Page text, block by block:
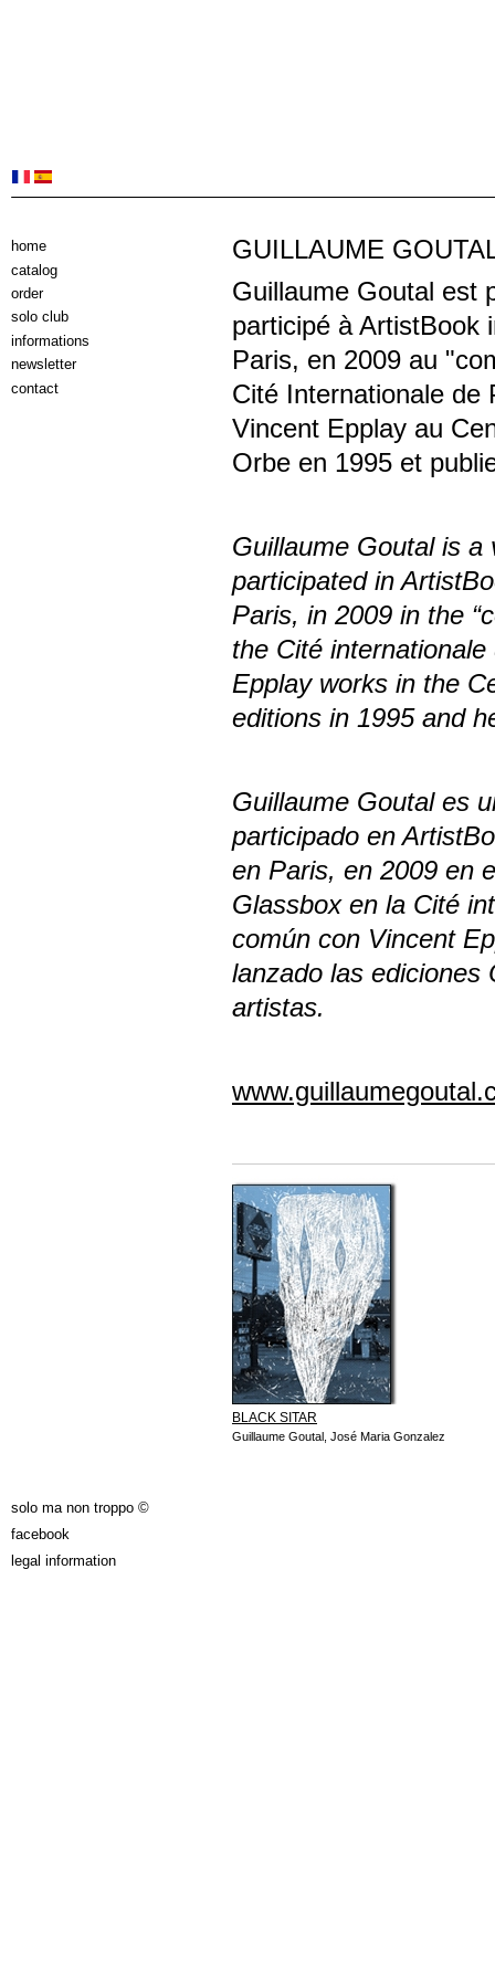
GUILLAUME
Guillaume Goutal est
participé à ArtistBook
Paris, en 2009 au
Cité Internationale de
Vincent Epplay au
Orbe en 1995 et
Guillaume Goutal is
participated in
Paris, in 2009 in the
the Cité
Epplay works in the
editions in 1995 and
Guillaume Goutal es
participado en
en Paris, en 2009 en
Glassbox en la Cité
común con Vincent
lanzado las ediciones
artistas.
BLACK SITAR
Guillaume Goutal, José Maria Gonzalez
home
catalog
order
solo club
informations
newsletter
contact
solo ma non troppo ©
facebook
legal information